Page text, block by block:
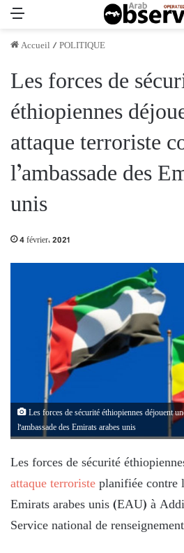
Accueil /POLITIQUE
Les forces de
éthiopiennes
attaque terroriste
l’ambassade des
unis
4 février، 2021
Les forces de sécurité éthiopiennes déjouent
l'ambassade des Emirats arabes unis
Les forces de sécurité
attaque terroristeplanifiée contre
Emirats arabes unis (EAU) à
Service national de